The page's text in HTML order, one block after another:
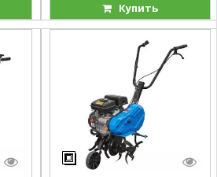
Купить